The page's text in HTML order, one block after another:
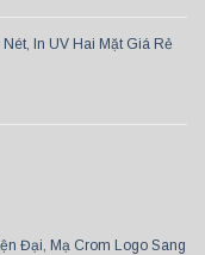
In UV Hai Mặt Giá Rẻ
Đại, Mạ Crom Logo Sang